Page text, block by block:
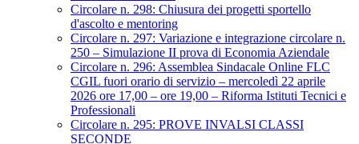
Circolare n. 298: Chiusura dei progetti sportello
d'ascolto e mentoring
Circolare n. 297: Variazione e integrazione circolare n.
250 – Simulazione II prova di Economia Aziendale
Circolare n. 296: Assemblea Sindacale Online FLC
CGIL fuori orario di servizio – mercoledì 22 aprile
2026 ore 17,00 – ore 19,00 – Riforma Istituti Tecnici e
Professionali
Circolare n. 295: PROVE INVALSI CLASSI
SECONDE